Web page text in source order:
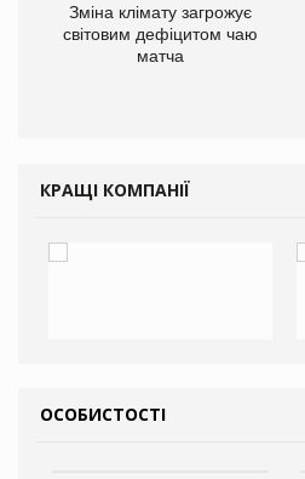
Зміна клімату загрожує
світовим дефіцитом чаю
матча
КРАЩІ КОМПАНІЇ
ОСОБИСТОСТІ